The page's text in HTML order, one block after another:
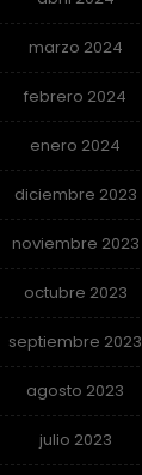
marzo 2024
febrero 2024
enero 2024
diciembre 2023
noviembre 2023
octubre 2023
septiembre 2023
agosto 2023
julio 2023